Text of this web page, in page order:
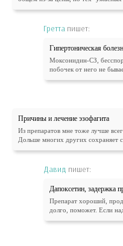
Гретта пишет:
Гипертоническая
Моксонидин-СЗ,
побочек от него не
Причины и лечение эзофагита
Из препаратов мне тоже лучше
Дольше многих других сохраняет
Давид пишет:
Дапоксетин, задержка
Препарат хороший,
долго, поможет. Если